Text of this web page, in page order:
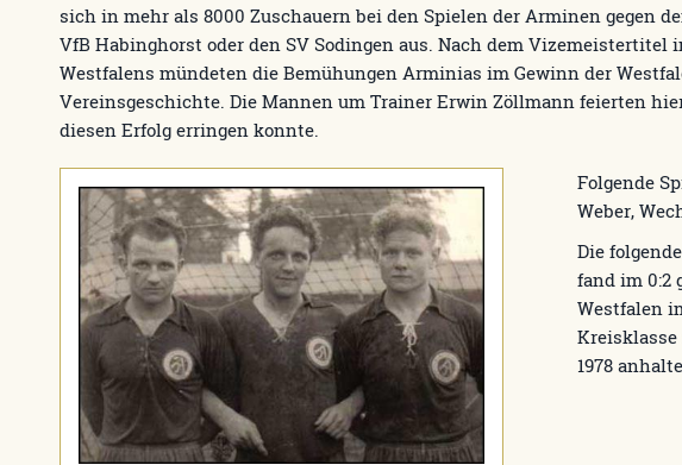
sich in mehr als 8000 Zuschauern bei den Spielen der Arminen gegen
VfB Habinghorst oder den SV Sodingen aus. Nach dem
Westfalens mündeten die Bemühungen Arminias im Gewinn der
Vereinsgeschichte. Die Mannen um Trainer Erwin Zöllmann feierten
diesen Erfolg erringen konnte.
Folgende
Weber,
Die
fand im 0:2
Westfalen
1978